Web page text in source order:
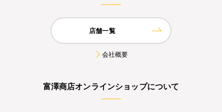
店舗一覧
会社概要
富澤商店オンラインショップについて